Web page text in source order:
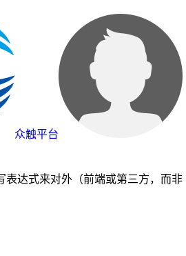
众触平台
表达式来对外（前端或第三方，而非